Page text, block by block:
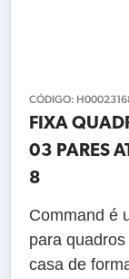
CÓDIGO:
FIXA
03 PARES
8
Command é
para
casa de